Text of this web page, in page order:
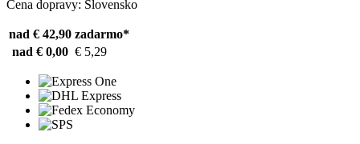
Cena dopravy: Slovensko
nad € 42,90 zadarmo*
nad € 0,00 € 5,29